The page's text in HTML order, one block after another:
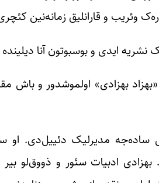
وئریب و قارانلیق زمانه‌نین
ایدی و بوسبوتون آنا دیلینده
بهزادی» اولموشدور و باش
ساده‌جه مدیرلیک دئییل‌دی.
بهزادی ادبیات سئور و ذووق‌لو